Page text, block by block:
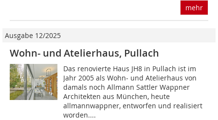
mehr
Ausgabe 12/2025
Wohn- und Atelierhaus, Pullach
Das renovierte Haus JH8 in Pullach ist im
Jahr 2005 als Wohn- und Atelierhaus von
damals noch Allmann Sattler Wappner
Architekten aus München, heute
allmannwappner, entworfen und rea­lisiert
worden....